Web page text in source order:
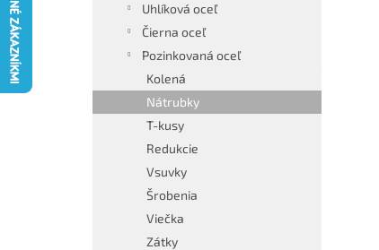
Uhlíková oceľ
Čierna oceľ
Pozinkovaná oceľ
Kolená
Nátrubky
T-kusy
Redukcie
Vsuvky
Šrobenia
Viečka
Zátky